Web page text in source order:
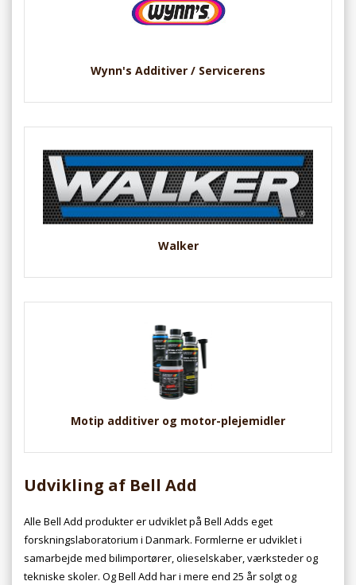
Wynn's Additiver / Servicerens
Walker
Motip additiver og motor-plejemidler
Udvikling af Bell Add
Alle Bell Add produkter er udviklet på Bell Adds eget
forskningslaboratorium i Danmark. Formlerne er udviklet i
samarbejde med bilimportører, olieselskaber, værksteder og
tekniske skoler. Og Bell Add har i mere end 25 år solgt og